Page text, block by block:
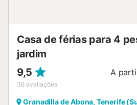
Casa de férias para 4
jardim
9,5
36 avaliações
A
Granadilla de Abona, Tenerife